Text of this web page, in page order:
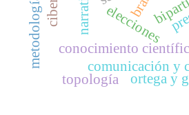
conocimiento
elecciones
comunicación y
ortega y
topología